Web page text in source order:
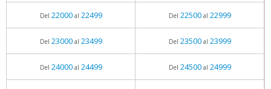
Del 22000al 22499 Del 22500al 22999
Del 23000al 23499 Del 23500al 23999
Del 24000al 24499 Del 24500al 24999